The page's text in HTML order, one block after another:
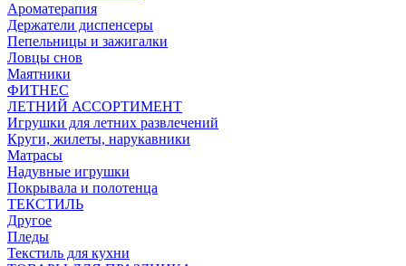
Ароматерапия
Держатели диспенсеры
Пепельницы и зажигалки
Ловцы снов
Маятники
ФИТНЕС
ЛЕТНИЙ АССОРТИМЕНТ
Игрушки для летних развлечений
Круги, жилеты, нарукавники
Матрасы
Надувные игрушки
Покрывала и полотенца
ТЕКСТИЛЬ
Другое
Пледы
Текстиль для кухни